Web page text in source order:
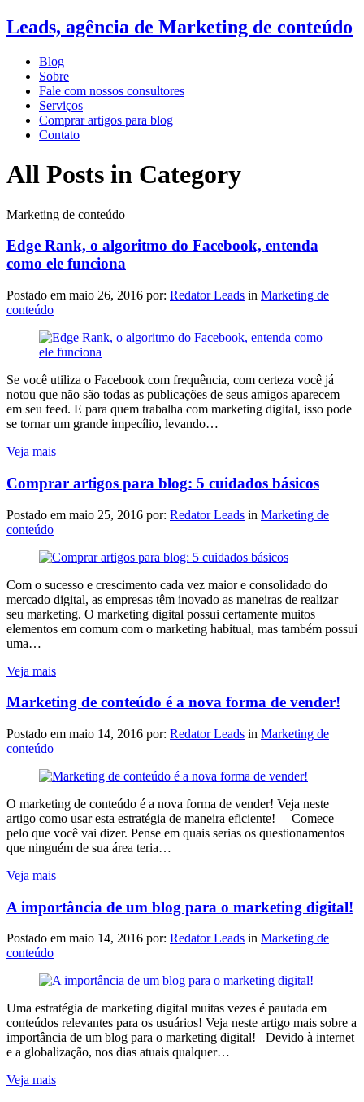
Leads, agência de Marketing de conteúdo
Blog
Sobre
Fale com nossos consultores
Serviços
Comprar artigos para blog
Contato
All Posts in Category
Marketing de conteúdo
Edge Rank, o algoritmo do Facebook, entenda
como ele funciona
Postado em maio 26, 2016 por: Redator Leads in Marketing de
conteúdo
Se você utiliza o Facebook com frequência, com certeza você já
notou que não são todas as publicações de seus amigos aparecem
em seu feed. E para quem trabalha com marketing digital, isso pode
se tornar um grande impecílio, levando…
Veja mais
Comprar artigos para blog: 5 cuidados básicos
Postado em maio 25, 2016 por: Redator Leads in Marketing de
conteúdo
Com o sucesso e crescimento cada vez maior e consolidado do
mercado digital, as empresas têm inovado as maneiras de realizar
seu marketing. O marketing digital possui certamente muitos
elementos em comum com o marketing habitual, mas também possui
uma…
Veja mais
Marketing de conteúdo é a nova forma de vender!
Postado em maio 14, 2016 por: Redator Leads in Marketing de
conteúdo
O marketing de conteúdo é a nova forma de vender! Veja neste
artigo como usar esta estratégia de maneira eficiente! Comece
pelo que você vai dizer. Pense em quais serias os questionamentos
que ninguém de sua área teria…
Veja mais
A importância de um blog para o marketing digital!
Postado em maio 14, 2016 por: Redator Leads in Marketing de
conteúdo
Uma estratégia de marketing digital muitas vezes é pautada em
conteúdos relevantes para os usuários! Veja neste artigo mais sobre a
importância de um blog para o marketing digital! Devido à internet
e a globalização, nos dias atuais qualquer…
Veja mais